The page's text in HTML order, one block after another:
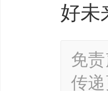
好未
免
传